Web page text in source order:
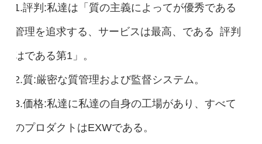
1.評判:私達は「質の主義によってが優秀である
管理を追求する、サービスは最高、である 評判
はである第1」。
2.質:厳密な質管理および監督システム。
3.価格:私達に私達の自身の工場があり、すべて
のプロダクトはEXWである。